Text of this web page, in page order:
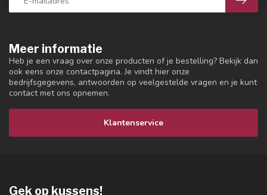
Meer informatie
Heb je een vraag over onze producten of je bestelling? Bekijk dan
ook eens onze contactpagina. Je vindt hier onze
bedrijfsgegevens, antwoorden op veelgestelde vragen en je kunt
contact met ons opnemen.
Klantenservice
Gek op kussens!